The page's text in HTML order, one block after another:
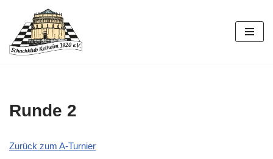
Zum
Inhalt
Runde 2
Zurück zum A-Turnier